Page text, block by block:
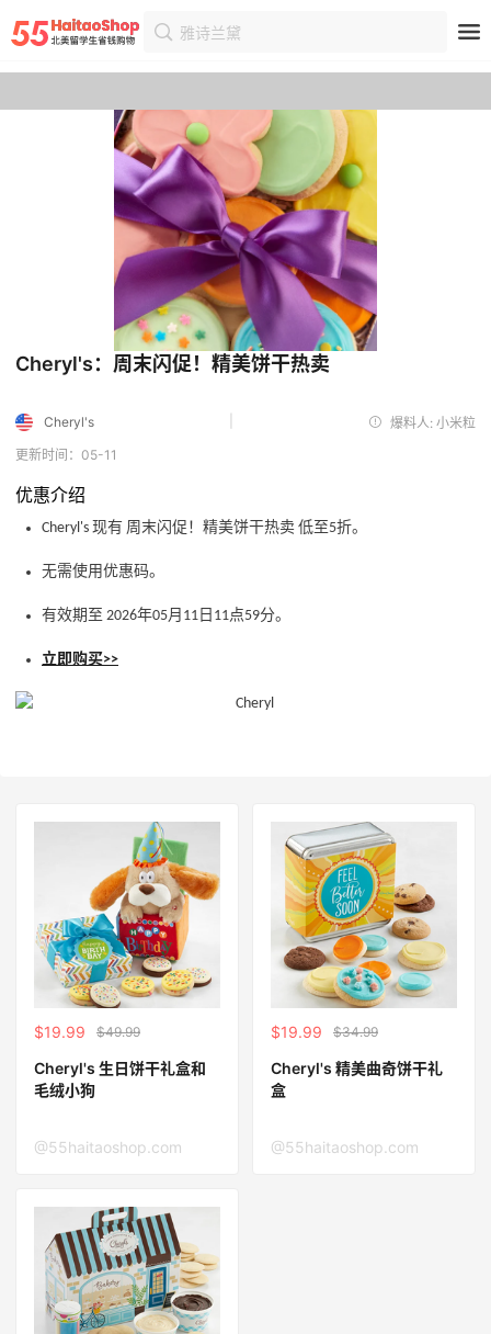
雅诗兰黛
首页 优惠 优惠详情
Cheryl's：周末闪促！精美饼干热卖
Cheryl's
爆料人: 小米粒
更新时间：05-11
优惠介绍
Cheryl's 现有 周末闪促！精美饼干热卖 低至5折。
无需使用优惠码。
有效期至 2026年05月11日11点59分。
立即购买>>
$19.99 $49.99
Cheryl's 生日饼干礼盒和
毛绒小狗
@55haitaoshop.com
$19.99 $34.99
Cheryl's 精美曲奇饼干礼
盒
@55haitaoshop.com